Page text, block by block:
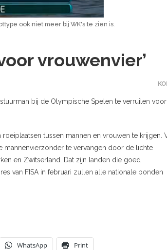
ook niet meer bij WK's te zien is.
vrouwenvier’
bij de Olympische Spelen te verruilen
tussen mannen en vrouwen te krijgen.
te vervangen door de lichte
en Zwitserland. Dat zijn landen die goed
van FISA in februari zullen alle nationale bonden
WhatsApp Print